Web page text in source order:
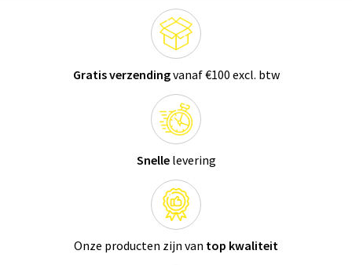
Gratis verzendingvanaf €100 excl. btw
Snellelevering
Onze producten zijn van top kwaliteit